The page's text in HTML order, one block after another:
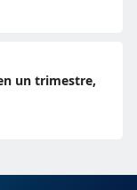
un trimestre,